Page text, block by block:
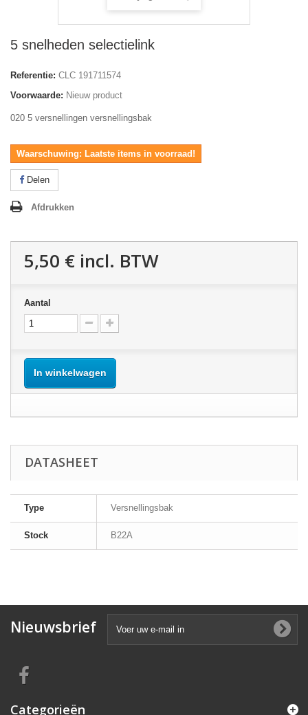
5 snelheden selectielink
Referentie: CLC 191711574
Voorwaarde: Nieuw product
020 5 versnellingen versnellingsbak
Waarschuwing: Laatste items in voorraad!
Delen
Afdrukken
5,50 € incl. BTW
Aantal
In winkelwagen
DATASHEET
Type Versnellingsbak
Stock B22A
Nieuwsbrief
Categorieën